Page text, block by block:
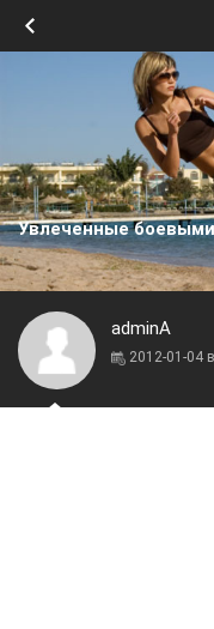
Увлеченные
adminA
2012-01-04